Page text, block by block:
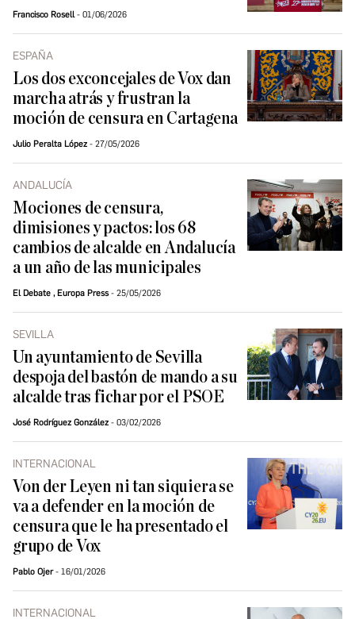
Francisco Rosell 01/06/2026
ESPAÑA
Los dos exconcejales de Vox dan
marcha atrás y frustran la
moción de censura en Cartagena
Julio Peralta López 27/05/2026
ANDALUCÍA
Mociones de censura,
dimisiones y pactos: los 68
cambios de alcalde en Andalucía
a un año de las municipales
El Debate , Europa Press 25/05/2026
SEVILLA
Un ayuntamiento de Sevilla
despoja del bastón de mando a su
alcalde tras fichar por el PSOE
José Rodríguez González 03/02/2026
INTERNACIONAL
Von der Leyen ni tan siquiera se
va a defender en la moción de
censura que le ha presentado el
grupo de Vox
Pablo Ojer 16/01/2026
INTERNACIONAL